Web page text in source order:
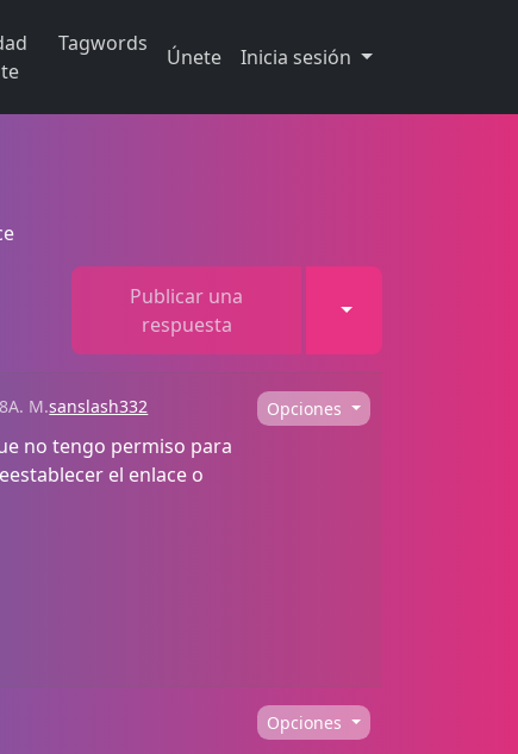
Tagwords
Únete Inicia sesión
Publicar una
respuesta
Toggle Dropdown
M.sanslash332 Opciones
no tengo permiso para
el enlace o
Opciones